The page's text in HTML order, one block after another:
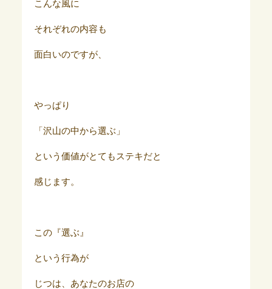
こんな風に
それぞれの内容も
面白いのですが、
やっぱり
「沢山の中から選ぶ」
という価値がとてもステキだと
感じます。
この『選ぶ』
という行為が
じつは、あなたのお店の